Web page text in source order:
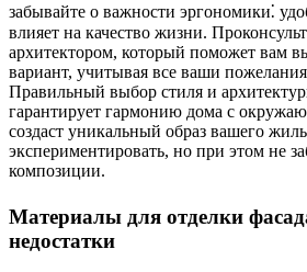
забывайте о важности эргономики⁚
влияет на качество жизни.
архитектором, который поможет вам
вариант, учитывая все ваши
Правильный выбор стиля и
гарантирует гармонию дома с
создаст уникальный образ вашего
экспериментировать, но при этом не
композиции.
Материалы для отделки
недостатки